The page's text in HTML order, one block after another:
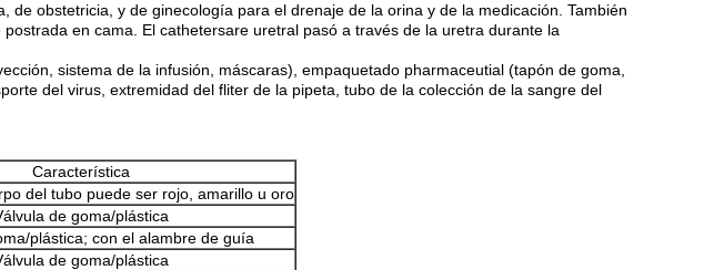
obstetricia, y de ginecología para el drenaje de la orina y de la medicación. También
en cama. El cathetersare uretral pasó a través de la uretra durante la
sistema de la infusión, máscaras), empaquetado pharmaceutial (tapón de goma,
del virus, extremidad del fliter de la pipeta, tubo de la colección de la sangre del
Característica
del tubo puede ser rojo, amarillo u oro
de goma/plástica
plástica; con el alambre de guía
de goma/plástica